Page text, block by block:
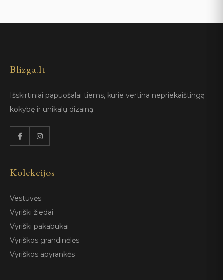
Blizga.lt
Išskirtiniai papuošalai tiems, kurie vertina nepriekaištingą
kokybę ir unikalų dizainą.
Kolekcijos
Vestuvės
Vyriški žiedai
Vyriški pakabukai
Vyriškos grandinėlės
Vyriškos apyrankės